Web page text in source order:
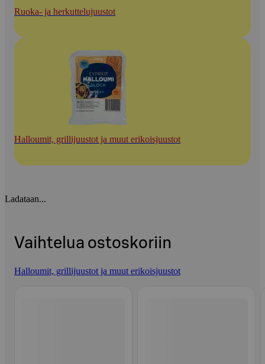
Ruoka- ja herkuttelujuustot
Halloumit, grillijuustot ja muut erikoisjuustot
Ladataan...
Vaihtelua ostoskoriin
Halloumit, grillijuustot ja muut erikoisjuustot